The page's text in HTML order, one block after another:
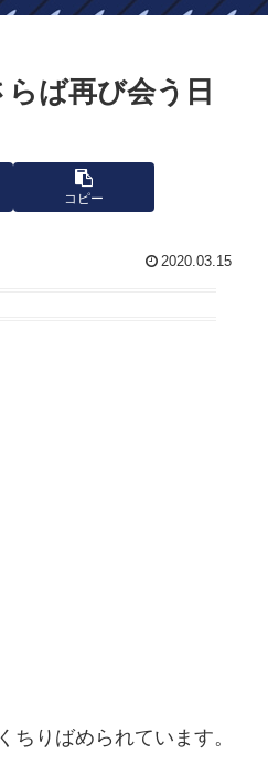
ば再び会う日
コピー
2020.03.15
りばめられています。